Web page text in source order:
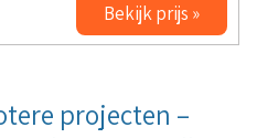
Bekijk prijs »
projecten –